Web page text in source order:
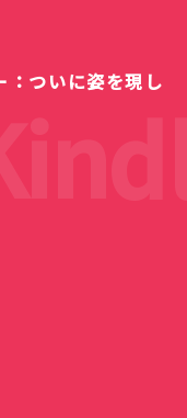
：ついに姿を現し